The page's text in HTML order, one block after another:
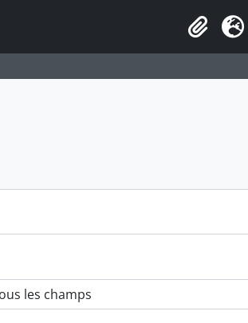
Presse-